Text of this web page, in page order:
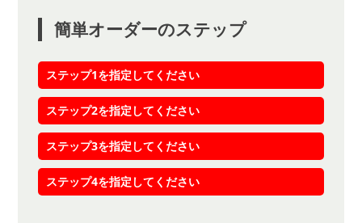
簡単オーダーのステップ
ステップ1を指定してください
ステップ2を指定してください
ステップ3を指定してください
ステップ4を指定してください